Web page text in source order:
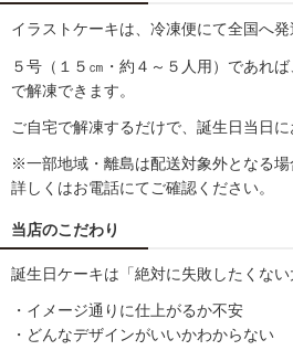
イラストケーキは、冷凍便にて全国へ発
５号（１５㎝・約４～５人用）であれ
で解凍できます。
ご自宅で解凍するだけで、誕生日当日に
※一部地域・離島は配送対象外となる場
詳しくはお電話にてご確認ください。
当店のこだわり
誕生日ケーキは「絶対に失敗したくない
・イメージ通りに仕上がるか不安
・どんなデザインがいいかわからない